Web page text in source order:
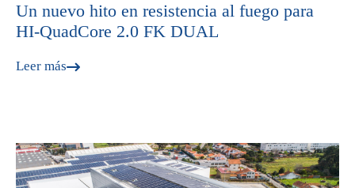
Un nuevo hito en resistencia al fuego para
HI-QuadCore 2.0 FK DUAL
Leer más